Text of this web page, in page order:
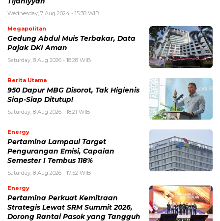
Wednesday, 7 Aug 2024 - 15:38 WIB
Megapolitan
Gedung Abdul Muis Terbakar, Data
Pajak DKI Aman
Saturday, 8 Aug 2026 - 18:28 WIB
Berita Utama
950 Dapur MBG Disorot, Tak Higienis
Siap-Siap Ditutup!
Saturday, 8 Aug 2026 - 18:21 WIB
Energy
Pertamina Lampaui Target
Pengurangan Emisi, Capaian
Semester I Tembus 118%
Saturday, 8 Aug 2026 - 17:52 WIB
Energy
Pertamina Perkuat Kemitraan
Strategis Lewat SRM Summit 2026,
Dorong Rantai Pasok yang Tangguh